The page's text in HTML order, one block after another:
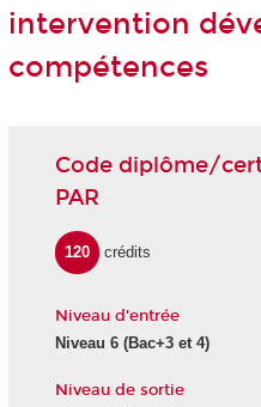
intervention
compétences
Code diplôme/
PAR
120 crédits
Niveau d'entrée
Niveau 6(Bac+3 et 4)
Niveau de sortie